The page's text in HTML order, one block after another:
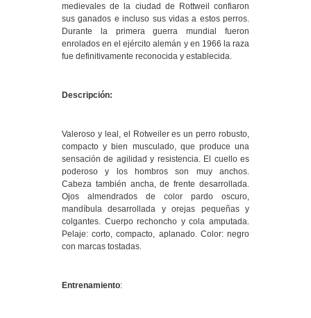
medievales de la ciudad de Rottweil confiaron
sus ganados e incluso sus vidas a estos perros.
Durante la primera guerra mundial fueron
enrolados en el ejército alemán y en 1966 la raza
fue definitivamente reconocida y establecida.
Descripción:
Valeroso y leal, el Rotweiler es un perro robusto,
compacto y bien musculado, que produce una
sensación de agilidad y resistencia. El cuello es
poderoso y los hombros son muy anchos.
Cabeza también ancha, de frente desarrollada.
Ojos almendrados de color pardo oscuro,
mandíbula desarrollada y orejas pequeñas y
colgantes. Cuerpo rechoncho y cola amputada.
Pelaje: corto, compacto, aplanado. Color: negro
con marcas tostadas.
Entrenamiento: